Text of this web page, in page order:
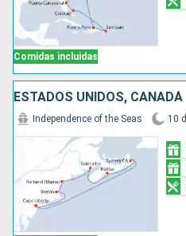
Comidas incluidas
ESTADOS UNIDOS, CANADÁ
Independence of the Seas 10 d